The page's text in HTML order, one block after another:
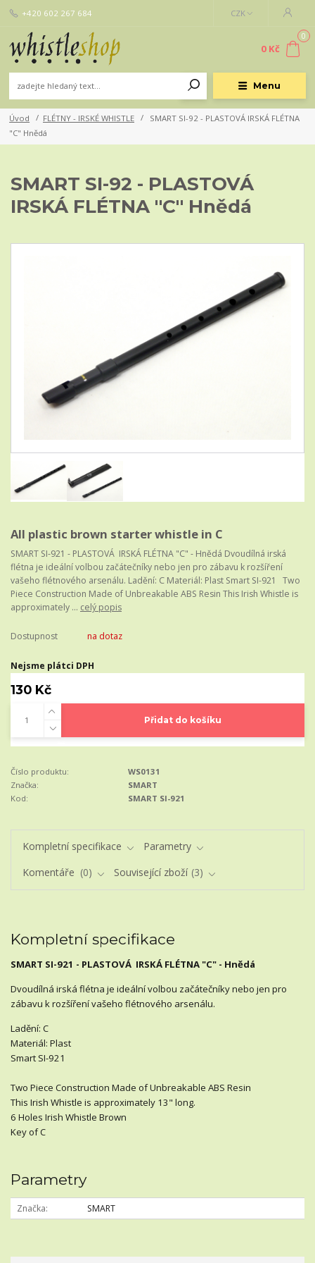
Menu
CZK
+420 602 267 684
0
0 Kč
Úvod FLÉTNY - IRSKÉ WHISTLE
SMART SI-92 - PLASTOVÁ IRSKÁ FLÉTNA
"C" Hnědá
SMART SI-92 - PLASTOVÁ
IRSKÁ FLÉTNA "C" Hnědá
All plastic brown starter whistle in C
SMART SI-921 - PLASTOVÁ IRSKÁ FLÉTNA "C" - Hnědá Dvoudílná irská
flétna je ideální volbou začátečníky nebo jen pro zábavu k rozšíření
vašeho flétnového arsenálu. Ladění: C Materiál: Plast Smart SI-921 Two
Piece Construction Made of Unbreakable ABS Resin This Irish Whistle is
approximately ... celý popis
Dostupnost na dotaz
Nejsme plátci DPH
130 Kč
Přidat do košíku
Číslo produktu:
WS0131
Značka:
SMART
Kod:
SMART SI-921
Kompletní specifikace
Parametry
Komentáře
0 Související zboží 3
Kompletní specifikace
SMART SI-921 - PLASTOVÁ IRSKÁ FLÉTNA "C" - Hnědá
Dvoudílná irská flétna je ideální volbou začátečníky nebo jen pro
zábavu k rozšíření vašeho flétnového arsenálu.
Ladění: C
Materiál: Plast
Smart SI-921
Two Piece Construction Made of Unbreakable ABS Resin
This Irish Whistle is approximately 13" long.
6 Holes Irish Whistle Brown
Key of C
Parametry
Značka SMART